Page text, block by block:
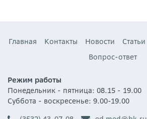
Главная Контакты Новости Статьи
Вопрос-ответ
Режим работы
Понедельник - пятница: 08.15 - 19.00
Суббота - воскресенье: 9.00-19.00